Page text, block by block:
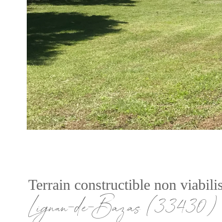
Terrain constructible non
Lignan-de-Bazas (33430)